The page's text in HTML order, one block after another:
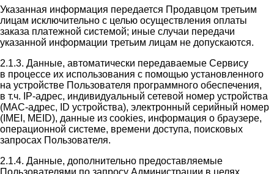
Указанная информация передается Продавцом третьим
лицам исключительно с целью осуществления оплаты
заказа платежной системой; иные случаи передачи
указанной информации третьим лицам не допускаются.
2.1.3. Данные, автоматически передаваемые Сервису
в процессе их использования с помощью установленного
на устройстве Пользователя программного обеспечения,
в т.ч. IP-адрес, индивидуальный сетевой номер устройства
(MAC-адрес, ID устройства), электронный серийный номер
(IMEI, MEID), данные из cookies, информация о браузере,
операционной системе, времени доступа, поисковых
запросах Пользователя.
2.1.4. Данные, дополнительно предоставляемые